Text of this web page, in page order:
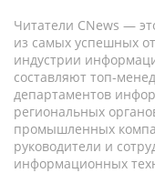
Читатели CNews —
из самых успешных
индустрии
составляют топ-
департаментов
региональных
промышленных
руководители и
информационных